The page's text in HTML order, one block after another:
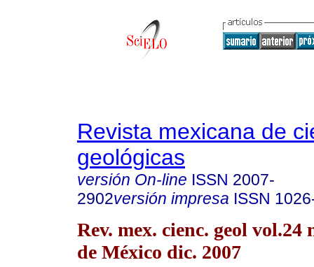
Revista mexicana de
geológicas
versión On-line ISSN 2007-
2902versión impresa ISSN
Rev. mex. cienc. geol vol.24
de México dic. 2007